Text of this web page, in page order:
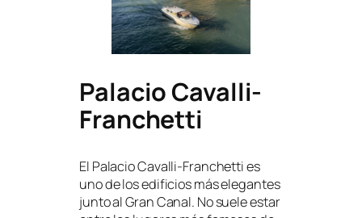
Palacio Cavalli-
Franchetti
El Palacio Cavalli-Franchetti es
uno de los edificios más elegantes
junto al Gran Canal. No suele estar